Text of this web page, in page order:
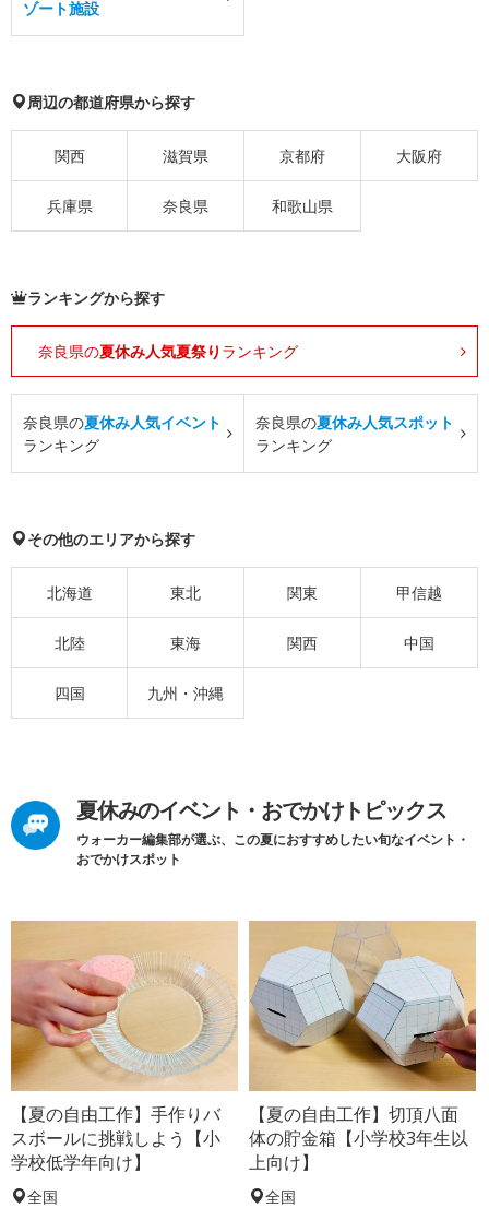
ゾート施設
周辺の都道府県から探す
関西 滋賀県 京都府 大阪府
兵庫県 奈良県 和歌山県
ランキングから探す
奈良県の夏休み人気夏祭り ランキング
奈良県の夏休み人気イベント
ランキング
奈良県の夏休み人気スポット
ランキング
その他のエリアから探す
北海道 東北 関東 甲信越
北陸 東海 関西 中国
四国 九州・沖縄
夏休みのイベント・おでかけトピックス
ウォーカー編集部が選ぶ、この夏におすすめしたい旬なイベント・
おでかけスポット
【夏の自由工作】手作りバ
スボールに挑戦しよう【小
学校低学年向け】
全国
【夏の自由工作】切頂八面
体の貯金箱【小学校3年生以
上向け】
全国